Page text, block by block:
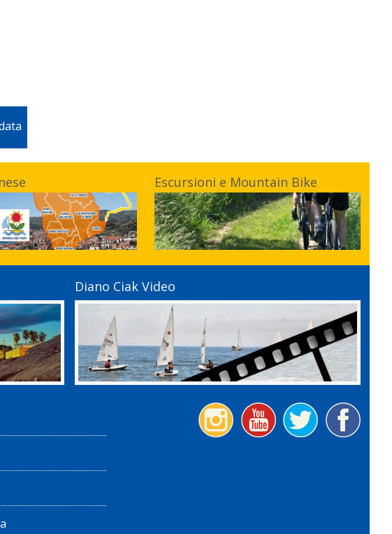
Escursioni e Mountain Bike
Diano Ciak Video